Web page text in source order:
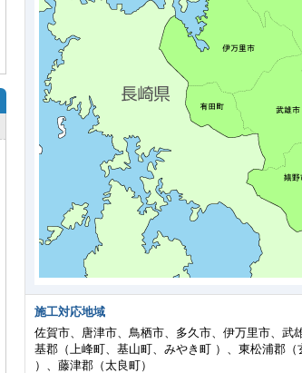
施工対応地域
佐賀市、唐津市、鳥栖市、多久市、伊万里市、
基郡（上峰町、基山町、みやき町 ）、東松浦郡
）、藤津郡（太良町）